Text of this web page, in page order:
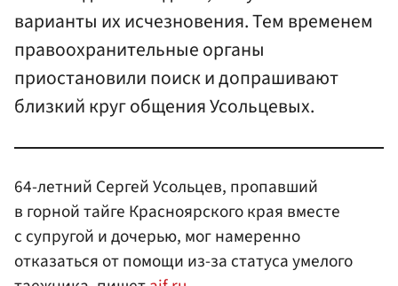
варианты их исчезновения. Тем временем
правоохранительные органы
приостановили поиск и допрашивают
близкий круг общения Усольцевых.
64-летний Сергей Усольцев, пропавший
в горной тайге Красноярского края вместе
с супругой и дочерью, мог намеренно
отказаться от помощи из-за статуса умелого